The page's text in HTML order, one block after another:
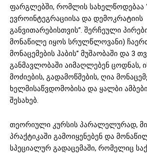
ფარგლებში, რომლის სახელწოდებაა
ევროინტეგრაციისა და დემოკრატიის
განვითარებისთვის”. შერჩეული
მონაწილე იყოს სრულწლოვანი)
მონაცემების ჰაბის” მუშაობაში და 3
განმავლობაში აიმაღლებენ ცოდნას,
მოძიების, გადამოწმების, ღია
ხელმისაწვდომობისა და ყალბი
შესახებ.
თეორიული კურსის პარალელურად,
პრაქტიკაში გამოიყენებენ და
სპეციალურ გადაცემაში, რომელიც